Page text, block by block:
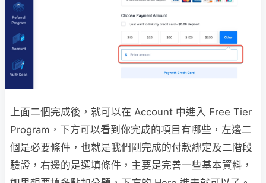
上面二個完成後，就可以在 Account 中進入 Free Tier
Program，下方可以看到你完成的項目有哪些，左邊二
個是必要條件，也就是我們剛完成的付款綁定及二階段
驗證，右邊的是選填條件，主要是完善一些基本資料，